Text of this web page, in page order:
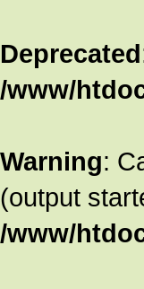
Deprecated
/www/
Warning:
(output
/www/